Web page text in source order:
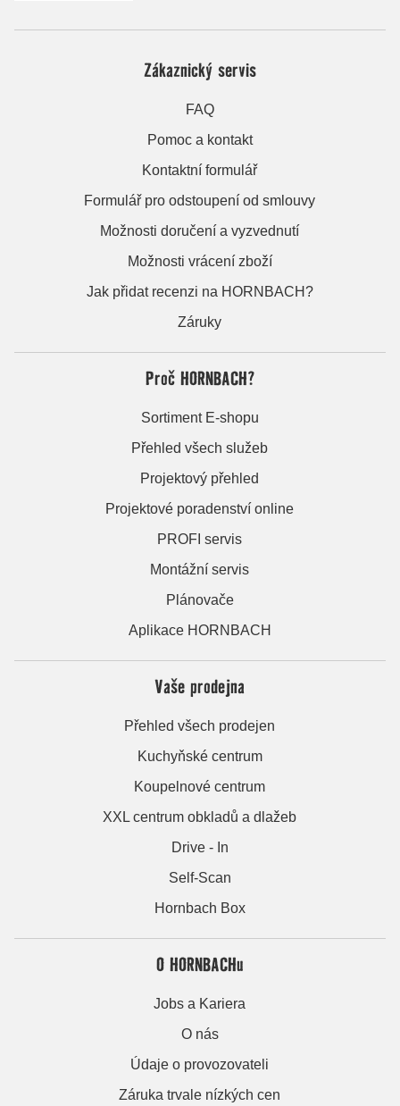
Zákaznický servis
FAQ
Pomoc a kontakt
Kontaktní formulář
Formulář pro odstoupení od smlouvy
Možnosti doručení a vyzvednutí
Možnosti vrácení zboží
Jak přidat recenzi na HORNBACH?
Záruky
Proč HORNBACH?
Sortiment E-shopu
Přehled všech služeb
Projektový přehled
Projektové poradenství online
PROFI servis
Montážní servis
Plánovače
Aplikace HORNBACH
Vaše prodejna
Přehled všech prodejen
Kuchyňské centrum
Koupelnové centrum
XXL centrum obkladů a dlažeb
Drive - In
Self-Scan
Hornbach Box
O HORNBACHu
Jobs a Kariera
O nás
Údaje o provozovateli
Záruka trvale nízkých cen